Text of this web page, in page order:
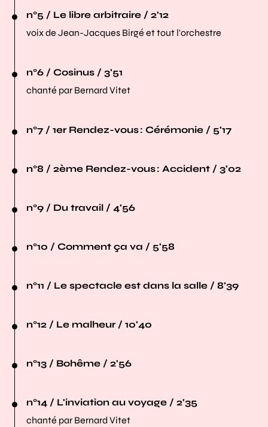
n°5 / Le libre arbitraire / 2'12
voix de Jean-Jacques Birgé et tout l'orchestre
n°6 / Cosinus / 3'51
chanté par Bernard Vitet
n°7 / 1er Rendez-vous : Cérémonie / 5'17
n°8 / 2ème Rendez-vous : Accident / 3'02
n°9 / Du travail / 4'56
n°10 / Comment ça va / 5'58
n°11 / Le spectacle est dans la salle / 8'39
n°12 / Le malheur / 10'40
n°13 / Bohême / 2'56
n°14 / L'inviation au voyage / 2'35
chanté par Bernard Vitet